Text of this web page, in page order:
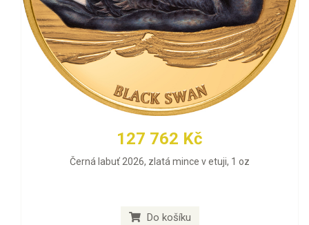
127 762 Kč
Černá labuť 2026, zlatá mince v etuji, 1 oz
Do košíku